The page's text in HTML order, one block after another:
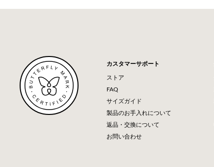
カスタマーサポート
ストア
FAQ
サイズガイド
製品のお手入れについて
返品・交換について
お問い合わせ